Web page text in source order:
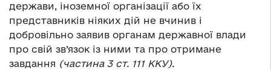
держави, іноземної організації або їх
представників ніяких дій не вчинив і
добровільно заявив органам державної влади
про свій зв’язок із ними та про отримане
завдання (частина 3 ст. 111 ККУ).